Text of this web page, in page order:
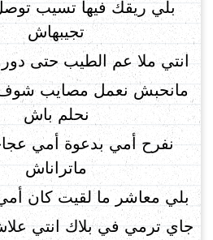
بلي ريقك فيها تسيب
تجيبهاش
انتي ملا عم الطيب حتى
مانحبش نعمل مصايب
نحلم باش
نفرح أمي بدعوة أمي
ماتراناش
بلي معاشر ما لقيت كان
جاي ترمي في بلاك انتي